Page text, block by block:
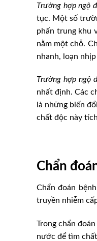
Trường hợp ngộ
tục. Một số
phấn trung khu
nằm một chỗ.
nhanh, loạn
Trường hợp ngộ
nhất định. Các
là những biến
chất độc này
Chẩn
Chẩn đoán
truyền nhiễm
Trong chẩn
nước để tìm